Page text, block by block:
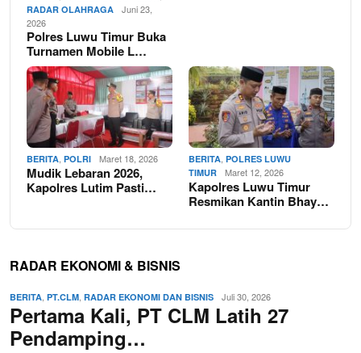
RADAR OLAHRAGA
Juni 23,
2026
Polres Luwu Timur Buka
Turnamen Mobile L…
BERITA POLRI Maret 18, 2026
Mudik Lebaran 2026,
Kapolres Lutim Pasti…
BERITA POLRES LUWU
TIMUR
Maret 12, 2026
Kapolres Luwu Timur
Resmikan Kantin Bhay…
RADAR EKONOMI & BISNIS
BERITA PT.CLM RADAR EKONOMI DAN BISNIS Juli 30, 2026
Pertama Kali, PT CLM Latih 27
Pendamping…